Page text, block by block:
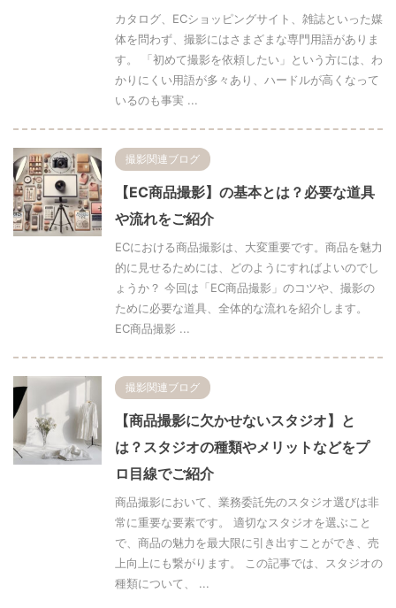
カタログ、ECショッピングサイト、雑誌といった媒
体を問わず、撮影にはさまざまな専門用語がありま
す。 「初めて撮影を依頼したい」という方には、わ
かりにくい用語が多々あり、ハードルが高くなって
いるのも事実 ...
撮影関連ブログ
【EC商品撮影】の基本とは？必要な道具
や流れをご紹介
ECにおける商品撮影は、大変重要です。商品を魅力
的に見せるためには、どのようにすればよいのでし
ょうか？ 今回は「EC商品撮影」のコツや、撮影の
ために必要な道具、全体的な流れを紹介します。
EC商品撮影 ...
撮影関連ブログ
【商品撮影に欠かせないスタジオ】と
は？スタジオの種類やメリットなどをプ
ロ目線でご紹介
商品撮影において、業務委託先のスタジオ選びは非
常に重要な要素です。 適切なスタジオを選ぶこと
で、商品の魅力を最大限に引き出すことができ、売
上向上にも繋がります。 この記事では、スタジオの
種類について、 ...